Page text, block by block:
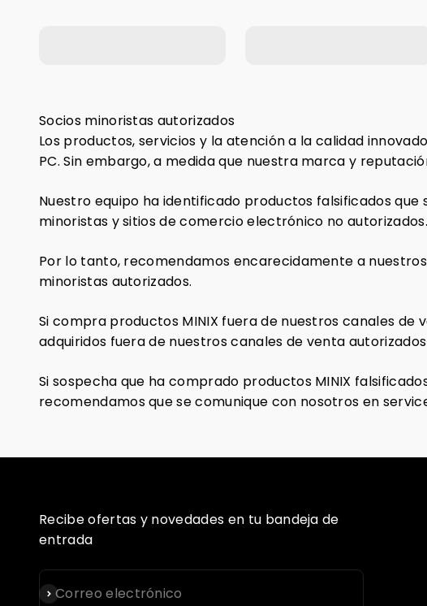
Socios minoristas autorizados
Los productos, servicios y la atención a la calidad
PC. Sin embargo, a medida que nuestra marca y
Nuestro equipo ha identificado productos falsificados
minoristas y sitios de comercio electrónico no autorizados.
Por lo tanto, recomendamos encarecidamente a
minoristas autorizados.
Si compra productos MINIX fuera de nuestros canales
adquiridos fuera de nuestros canales de venta
Si sospecha que ha comprado productos MINIX
recomendamos que se comunique con nosotros en
Recibe ofertas y novedades en tu bandeja de
entrada
Correo electrónico
Suscribirse